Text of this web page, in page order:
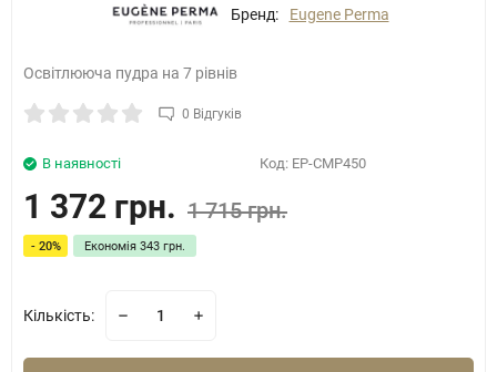
Бренд: Eugene Perma
Освітлююча пудра на 7 рівнів
0 Відгуків
Код: EP-CMP450
В наявності
1 372 грн. 1 715 грн.
- 20% Економія 343 грн.
Кількість: